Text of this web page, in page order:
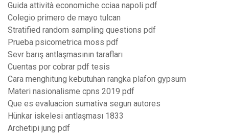
Guida attività economiche cciaa napoli pdf
Colegio primero de mayo tulcan
Stratified random sampling questions pdf
Prueba psicometrica moss pdf
Sevr barış antlaşmasının tarafları
Cuentas por cobrar pdf tesis
Cara menghitung kebutuhan rangka plafon gypsum
Materi nasionalisme cpns 2019 pdf
Que es evaluacion sumativa segun autores
Hünkar iskelesi antlaşması 1833
Archetipi jung pdf